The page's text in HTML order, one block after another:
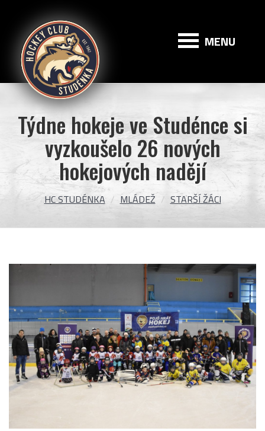
Studénka
MENU
Týdne hokeje ve Studénce si
vyzkoušelo 26 nových
hokejových nadějí
HC STUDÉNKA MLÁDEŽ STARŠÍ ŽÁCI